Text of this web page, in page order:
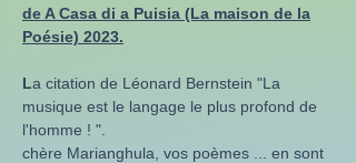
de A Casa di a Puisia (La maison de la
Poésie) 2023.
La citation de Léonard Bernstein "La
musique est le langage le plus profond de
l'homme ! ".
chère Marianghula, vos poèmes ... en sont